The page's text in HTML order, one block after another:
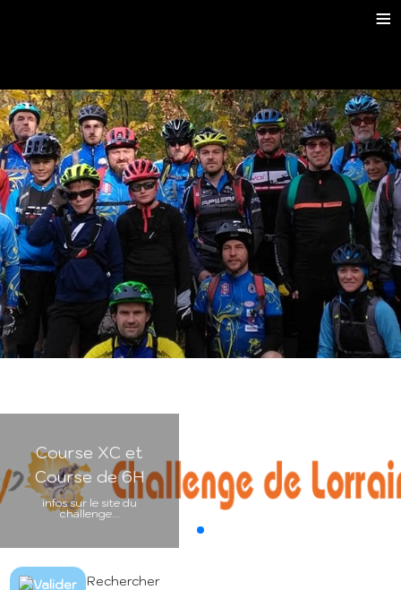
≡
Course XC et
Course de 6H
infos sur le site du
challenge...
Course XC et
Course de 6H
infos sur le site du
challenge...
Rechercher